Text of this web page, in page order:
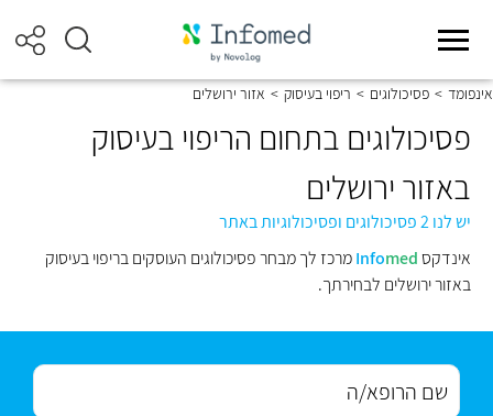
אינפומד > פסיכולוגים > ריפוי בעיסוק > אזור ירושלים
פסיכולוגים בתחום הריפוי בעיסוק
באזור ירושלים
יש לנו 2 פסיכולוגים ופסיכולוגיות באתר
אינדקס
Infomed
מרכז לך מבחר פסיכולוגים העוסקים בריפוי בעיסוק
באזור ירושלים לבחירתך.